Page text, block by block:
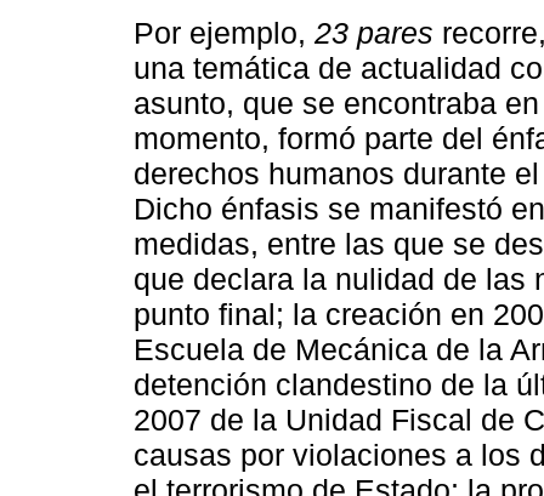
Por ejemplo, 23 pares
una temática de actualidad
asunto, que se encontraba
momento, formó parte del
derechos humanos durante
Dicho énfasis se manifestó
medidas, entre las que se
que declara la nulidad de las
punto final; la creación en
Escuela de Mecánica de la
detención clandestino de la
2007 de la Unidad Fiscal de
causas por violaciones a los